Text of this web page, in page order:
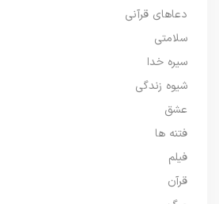
دعاهای قرآنی
سلامتی
سیره خدا
شیوه زندگی
عشق
فتنه ها
فیلم
قرآن